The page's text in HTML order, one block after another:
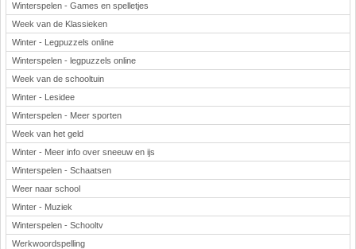
Winterspelen - Games en spelletjes
Week van de Klassieken
Winter - Legpuzzels online
Winterspelen - legpuzzels online
Week van de schooltuin
Winter - Lesidee
Winterspelen - Meer sporten
Week van het geld
Winter - Meer info over sneeuw en ijs
Winterspelen - Schaatsen
Weer naar school
Winter - Muziek
Winterspelen - Schooltv
Werkwoordspelling